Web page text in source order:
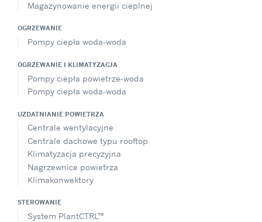
Magazynowanie energii cieplnej
OGRZEWANIE
Pompy ciepła woda-woda
OGRZEWANIE I KLIMATYZACJA
Pompy ciepła powietrze-woda
Pompy ciepła woda-woda
UZDATNIANIE POWIETRZA
Centrale wentylacyjne
Centrale dachowe typu rooftop
Klimatyzacja precyzyjna
Nagrzewnice powietrza
Klimakonwektory
STEROWANIE
System PlantCTRL™